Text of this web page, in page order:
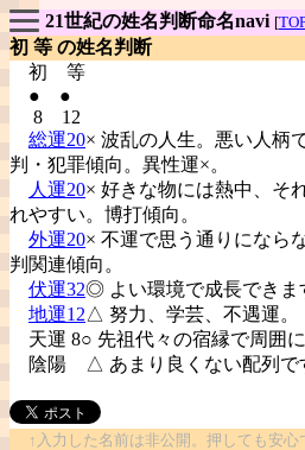
21世紀の姓名判断命名navi [
初 等 の姓名判断
初 等
● ●
8 12
総運20× 波乱の人生。悪い人柄
判・犯罪傾向。異性運×。
人運20× 好きな物には熱中、そ
れやすい。博打傾向。
外運20× 不運で思う通りになら
判関連傾向。
伏運32◎ よい環境で成長できま
地運12△ 努力、学芸、不遇運。
天運 8○ 先祖代々の宿縁で周囲に
陰陽
△ あまり良くない配列で
↑入力した名前は非公開。押しても安心